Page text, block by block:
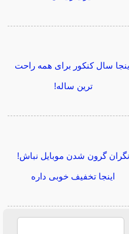
اینجا سال کنکور برای همه راحت
ترین ساله!
نگران گرون شدن موبایل نباش!
اینجا تخفیف خوبی داره